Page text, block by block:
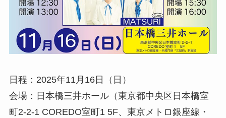
日程：2025年11月16日（日）
会場：日本橋三井ホール（東京都中央区日本橋室
町2-2-1 COREDO室町1 5F、東京メトロ銀座線・